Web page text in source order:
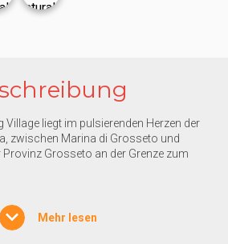
Village liegt im pulsierenden Herzen der
zwischen Marina di Grosseto und
Provinz Grosseto an der Grenze zum
das man sich nicht entgehen lassen
Mehr lesen